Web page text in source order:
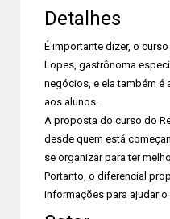
Detalhes
É importante dizer, o
Lopes, gastrônoma
negócios, e ela também é
aos alunos.
A proposta do curso do
desde quem está
se organizar para ter
Portanto, o diferencial
informações para ajudar